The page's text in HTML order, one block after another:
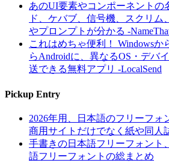
あのUI要素やコンポーネントの
ド、ケバブ、信号機、スクリム
やプロンプトが分かる -
これはめちゃ便利！ Windowsか
らAndroidに、異なるOS・デバ
送できる無料アプリ -LocalSend
Pickup Entry
2026年用、日本語のフリーフォ
商用サイトだけでなく紙や同人
手書きの日本語フリーフォント
語フリーフォントの総まとめ